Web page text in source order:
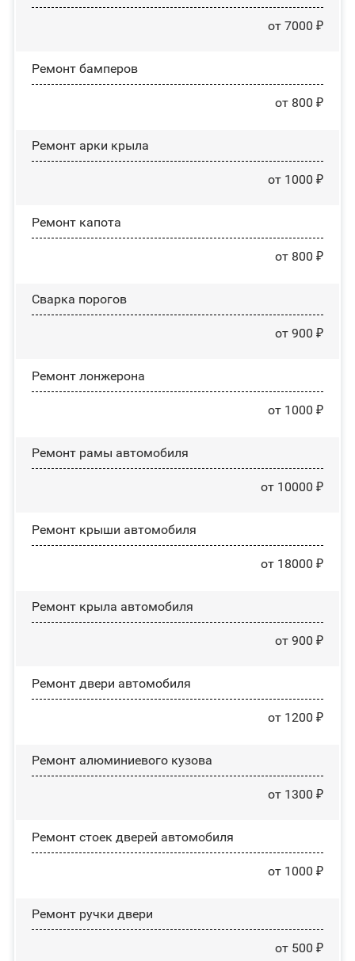
от 7000 ₽
Ремонт бамперов
от 800 ₽
Ремонт арки крыла
от 1000 ₽
Ремонт капота
от 800 ₽
Сварка порогов
от 900 ₽
Ремонт лонжерона
от 1000 ₽
Ремонт рамы автомобиля
от 10000 ₽
Ремонт крыши автомобиля
от 18000 ₽
Ремонт крыла автомобиля
от 900 ₽
Ремонт двери автомобиля
от 1200 ₽
Ремонт алюминиевого кузова
от 1300 ₽
Ремонт стоек дверей автомобиля
от 1000 ₽
Ремонт ручки двери
от 500 ₽